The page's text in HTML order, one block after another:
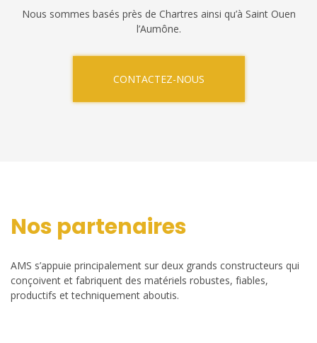
Nous sommes basés près de Chartres ainsi qu’à Saint Ouen
l’Aumône.
CONTACTEZ-NOUS
Nos partenaires
AMS s’appuie principalement sur deux grands constructeurs qui
conçoivent et fabriquent des matériels robustes, fiables,
productifs et techniquement aboutis.